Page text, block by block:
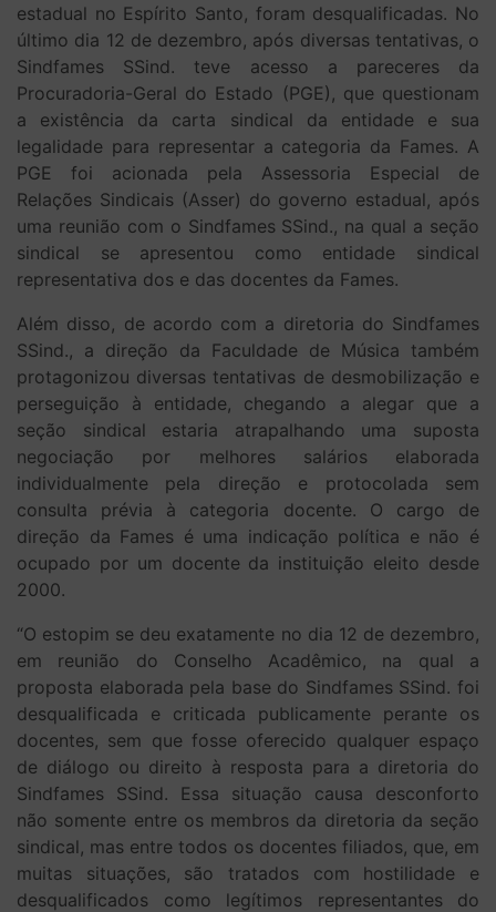
estadual no Espírito Santo, foram desqualificadas. No
último dia 12 de dezembro, após diversas tentativas, o
Sindfames SSind. teve acesso a pareceres da
Procuradoria-Geral do Estado (PGE), que questionam
a existência da carta sindical da entidade e sua
legalidade para representar a categoria da Fames. A
PGE foi acionada pela Assessoria Especial de
Relações Sindicais (Asser) do governo estadual, após
uma reunião com o Sindfames SSind., na qual a seção
sindical se apresentou como entidade sindical
representativa dos e das docentes da Fames.
Além disso, de acordo com a diretoria do Sindfames
SSind., a direção da Faculdade de Música também
protagonizou diversas tentativas de desmobilização e
perseguição à entidade, chegando a alegar que a
seção sindical estaria atrapalhando uma suposta
negociação por melhores salários elaborada
individualmente pela direção e protocolada sem
consulta prévia à categoria docente. O cargo de
direção da Fames é uma indicação política e não é
ocupado por um docente da instituição eleito desde
2000.
“O estopim se deu exatamente no dia 12 de dezembro,
em reunião do Conselho Acadêmico, na qual a
proposta elaborada pela base do Sindfames SSind. foi
desqualificada e criticada publicamente perante os
docentes, sem que fosse oferecido qualquer espaço
de diálogo ou direito à resposta para a diretoria do
Sindfames SSind. Essa situação causa desconforto
não somente entre os membros da diretoria da seção
sindical, mas entre todos os docentes filiados, que, em
muitas situações, são tratados com hostilidade e
desqualificados como legítimos representantes do